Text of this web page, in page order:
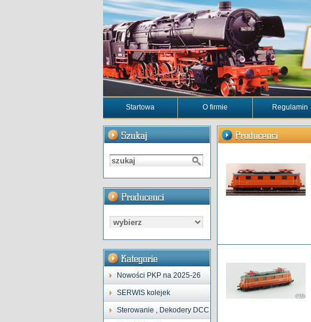
Startowa O firmie Regulamin
Nowości PKP na 2025-26
SERWIS kolejek
Sterowanie , Dekodery DCC